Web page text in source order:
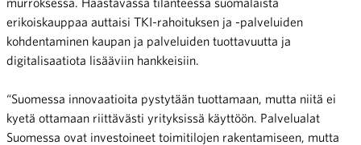
erikoiskauppaa auttaisi TKI-rahoituksen ja -palveluiden
kohdentaminen kaupan ja palveluiden tuottavuutta ja
digitalisaatiota lisääviin hankkeisiin.
“Suomessa innovaatioita pystytään tuottamaan, mutta niitä ei
kyetä ottamaan riittävästi yrityksissä käyttöön. Palvelualat
Suomessa ovat investoineet toimitilojen rakentamiseen, mutta